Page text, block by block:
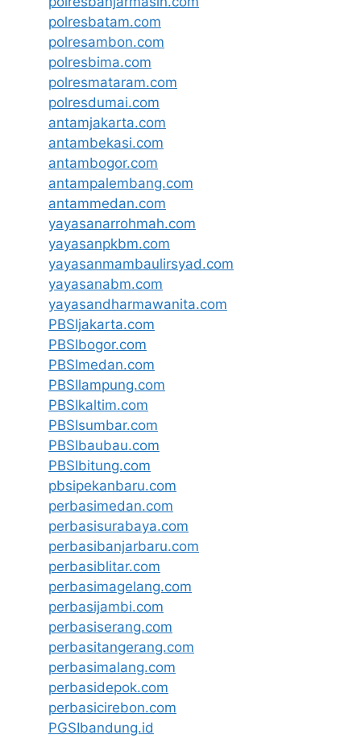
polresbatam.com
polresambon.com
polresbima.com
polresmataram.com
polresdumai.com
antamjakarta.com
antambekasi.com
antambogor.com
antampalembang.com
antammedan.com
yayasanarrohmah.com
yayasanpkbm.com
yayasanmambaulirsyad.com
yayasanabm.com
yayasandharmawanita.com
PBSIjakarta.com
PBSIbogor.com
PBSImedan.com
PBSIlampung.com
PBSIkaltim.com
PBSIsumbar.com
PBSIbaubau.com
PBSIbitung.com
pbsipekanbaru.com
perbasimedan.com
perbasisurabaya.com
perbasibanjarbaru.com
perbasiblitar.com
perbasimagelang.com
perbasijambi.com
perbasiserang.com
perbasitangerang.com
perbasimalang.com
perbasidepok.com
perbasicirebon.com
PGSIbandung.id